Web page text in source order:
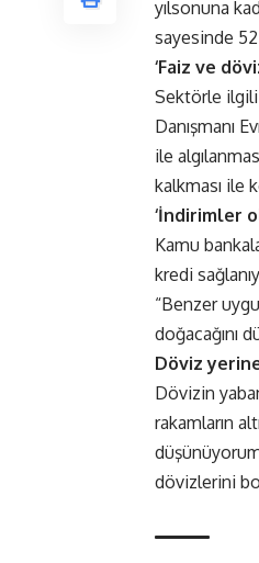
yılsonuna
sayesinde
‘Faiz ve
Sektörle ilgili
Danışmanı
ile
kalkması ile
‘İndirimler
Kamu
kredi
“Benzer
doğacağını
Döviz
Dövizin
rakamların
dövizlerini